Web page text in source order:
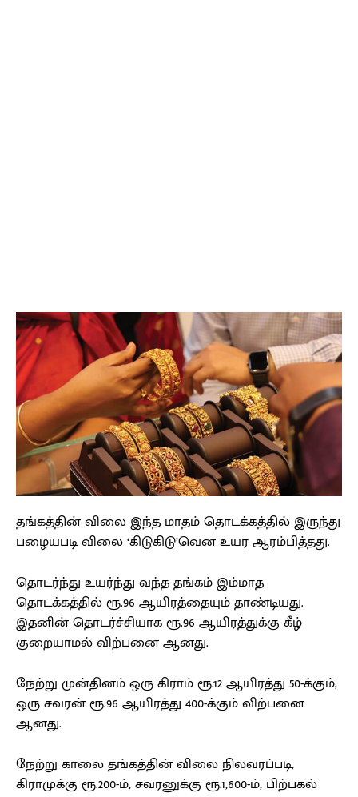
தங்கத்தின் விலை இந்த மாதம் தொடக்கத்தில் இருந்து
பழையபடி விலை ‘கிடுகிடு’வென உயர ஆரம்பித்தது.
தொடர்ந்து உயர்ந்து வந்த தங்கம் இம்மாத
தொடக்கத்தில் ரூ.96 ஆயிரத்தையும் தாண்டியது.
இதனின் தொடர்ச்சியாக ரூ.96 ஆயிரத்துக்கு கீழ்
குறையாமல் விற்பனை ஆனது.
நேற்று முன்தினம் ஒரு கிராம் ரூ.12 ஆயிரத்து 50-க்கும்,
ஒரு சவரன் ரூ.96 ஆயிரத்து 400-க்கும் விற்பனை
ஆனது.
நேற்று காலை தங்கத்தின் விலை நிலவரப்படி,
கிராமுக்கு ரூ.200-ம், சவரனுக்கு ரூ.1,600-ம், பிற்பகல்